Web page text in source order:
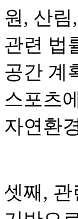
원, 산
관련 법
공간 계
스포츠
자연환
셋째,